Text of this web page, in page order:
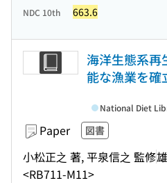
NDC 10th 663.6
海洋生態系再
能な漁業を確
Paper 図書
小松正之 著, 平泉信之 監修
<RB711-M11>
National Diet